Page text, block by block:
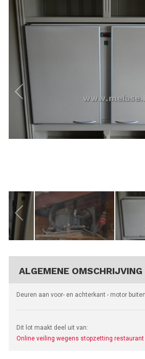
ALGEMENE OMSCHRIJVING
Deuren aan voor- en achterkant - motor buiten
Dit lot maakt deel uit van:
Online veiling wegens stopzetting restaurant